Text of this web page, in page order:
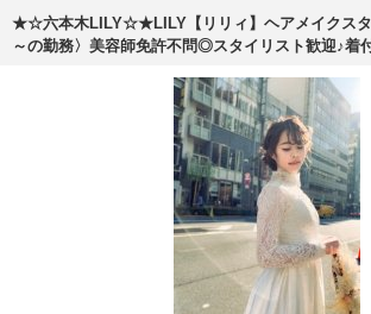
★☆六本木LILY☆★LILY【リリィ】ヘアメイクスタ
～の勤務〉美容師免許不問◎スタイリスト歓迎♪着